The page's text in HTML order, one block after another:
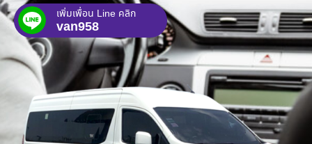
เพิ่มเพื่อน Line คลิก
van958